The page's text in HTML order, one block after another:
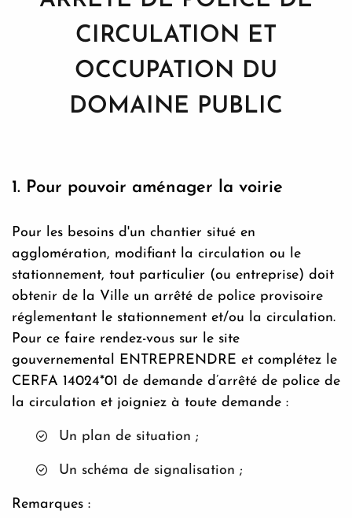
CIRCULATION ET
OCCUPATION DU
DOMAINE PUBLIC
1. Pour pouvoir aménager la voirie
Pour les besoins d'un chantier situé en
agglomération, modifiant la circulation ou le
stationnement, tout particulier (ou entreprise) doit
obtenir de la Ville un arrêté de police provisoire
réglementant le stationnement et/ou la circulation.
Pour ce faire rendez-vous sur le site
gouvernemental ENTREPRENDRE et complétez le
CERFA 14024*01 de demande d’arrêté de police de
la circulation et joigniez à toute demande :
Un plan de situation ;
Un schéma de signalisation ;
Remarques :